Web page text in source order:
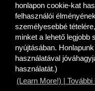
honlapon cookie-kat
felhasználói
személyesebbé
minket a lehető legjobb
nyújtásában.
használatával
használatát.)
(Learn More!) |